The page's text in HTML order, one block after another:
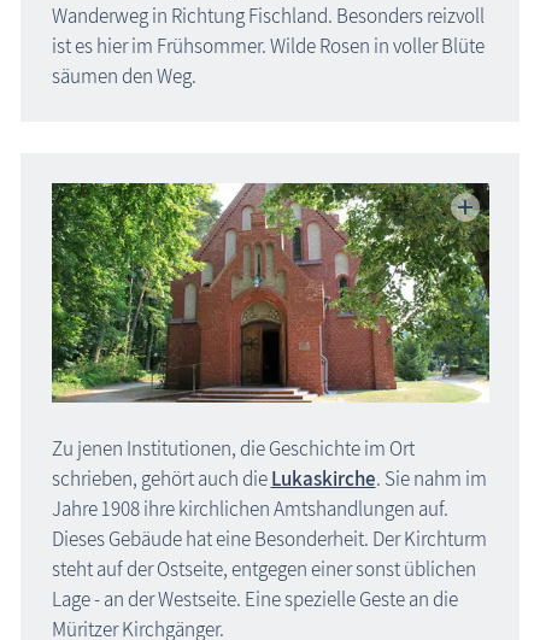
Wanderweg in Richtung Fischland. Besonders reizvoll
ist es hier im Frühsommer. Wilde Rosen in voller Blüte
säumen den Weg.
Zu jenen Institutionen, die Geschichte im Ort
schrieben, gehört auch dieLukaskirche. Sie nahm im
Jahre 1908 ihre kirchlichen Amtshandlungen auf.
Dieses Gebäude hat eine Besonderheit. Der Kirchturm
steht auf der Ostseite, entgegen einer sonst üblichen
Lage - an der Westseite. Eine spezielle Geste an die
Müritzer Kirchgänger.